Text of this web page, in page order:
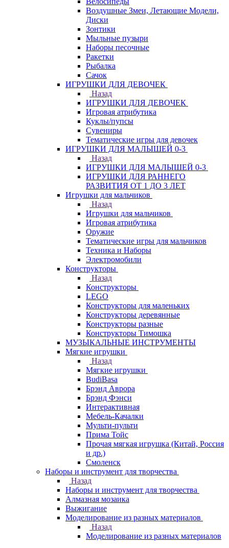
Воздушные Змеи, Летающие Модели,
Диски
Зонтики
Мыльные пузыри
Наборы песочные
Ракетки
Рыбалка
Сачок
ИГРУШКИ ДЛЯ ДЕВОЧЕК
Назад
ИГРУШКИ ДЛЯ ДЕВОЧЕК
Игровая атрибутика
Куклы/пупсы
Сувениры
Тематические игры для девочек
ИГРУШКИ ДЛЯ МАЛЫШЕЙ 0-3
Назад
ИГРУШКИ ДЛЯ МАЛЫШЕЙ 0-3
ИГРУШКИ ДЛЯ РАННЕГО
РАЗВИТИЯ ОТ 1 ДО 3 ЛЕТ
Игрушки для мальчиков
Назад
Игрушки для мальчиков
Игровая атрибутика
Оружие
Тематические игры для мальчиков
Техника и Наборы
Электромобили
Конструкторы
Назад
Конструкторы
LEGO
Конструкторы для маленьких
Конструкторы деревянные
Конструкторы разные
Конструкторы Тимошка
МУЗЫКАЛЬНЫЕ ИНСТРУМЕНТЫ
Мягкие игрушки
Назад
Мягкие игрушки
BudiBasa
Брэнд Аврора
Брэнд Фэнси
Интерактивная
Мебель-Качалки
Мульти-пульти
Прима Тойс
Прочая мягкая игрушка (Китай, Россия
и др.)
Смоленск
Наборы и инструмент для творчества
Назад
Наборы и инструмент для творчества
Алмазная мозаика
Выжигание
Моделирование из разных материалов
Назад
Моделирование из разных материалов